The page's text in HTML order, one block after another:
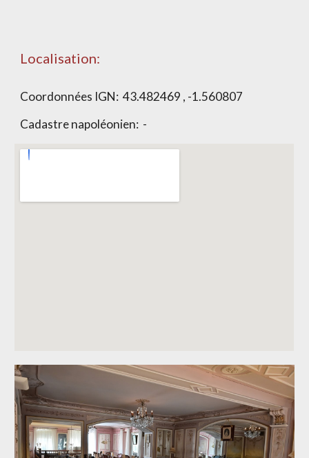
Localisation:
Coordonnées IGN:43.482469 , -1.560807
Cadastre napoléonien: -